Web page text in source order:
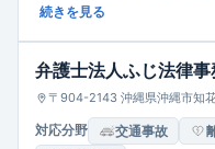
幅広い分野を取り扱います
セスと相談しやすさを重視
続きを見る
弁護士法人ふじ法律事
〒904-2143 沖縄県沖縄市知
対応分野 交通事故